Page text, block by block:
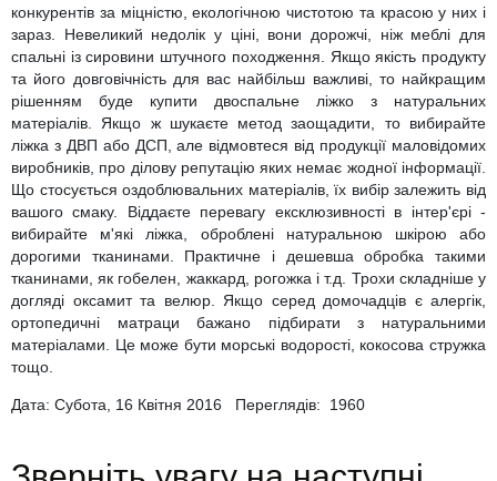
конкурентів за міцністю, екологічною чистотою та красою у них і
зараз. Невеликий недолік у ціні, вони дорожчі, ніж меблі для
спальні із сировини штучного походження. Якщо якість продукту
та його довговічність для вас найбільш важливі, то найкращим
рішенням буде купити двоспальне ліжко з натуральних
матеріалів. Якщо ж шукаєте метод заощадити, то вибирайте
ліжка з ДВП або ДСП, але відмовтеся від продукції маловідомих
виробників, про ділову репутацію яких немає жодної інформації.
Що стосується оздоблювальних матеріалів, їх вибір залежить від
вашого смаку. Віддаєте перевагу ексклюзивності в інтер'єрі -
вибирайте м'які ліжка, оброблені натуральною шкірою або
дорогими тканинами. Практичне і дешевша обробка такими
тканинами, як гобелен, жаккард, рогожка і т.д. Трохи складніше у
догляді оксамит та велюр. Якщо серед домочадців є алергік,
ортопедичні матраци бажано підбирати з натуральними
матеріалами. Це може бути морські водорості, кокосова стружка
тощо.
Дата: Субота, 16 Квітня 2016 Переглядів: 1960